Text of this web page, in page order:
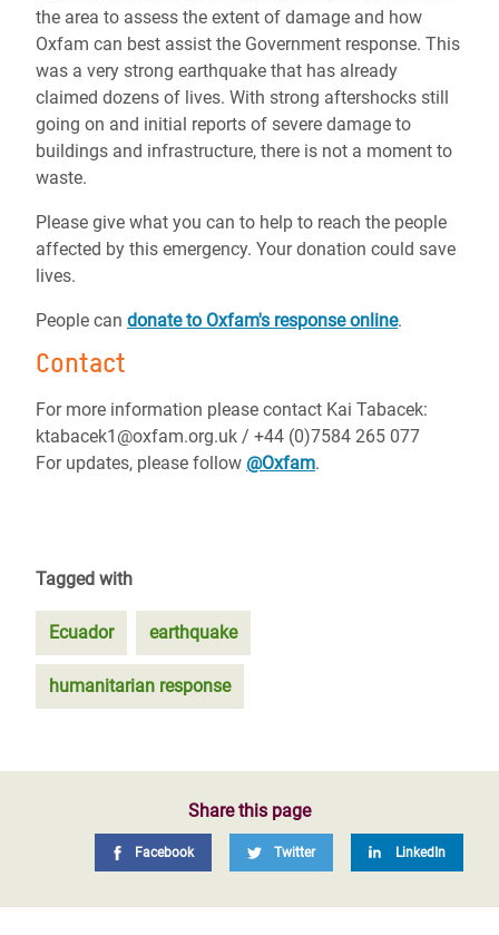
the area to assess the extent of damage and how
Oxfam can best assist the Government response. This
was a very strong earthquake that has already
claimed dozens of lives. With strong aftershocks still
going on and initial reports of severe damage to
buildings and infrastructure, there is not a moment to
waste.
Please give what you can to help to reach the people
affected by this emergency. Your donation could save
lives.
People can donate to Oxfam's response online.
Contact
For more information please contact Kai Tabacek:
ktabacek1@oxfam.org.uk / +44 (0)7584 265 077
For updates, please follow @Oxfam.
Tagged with
Ecuador earthquake
humanitarian response
Share this page
Facebook Twitter LinkedIn